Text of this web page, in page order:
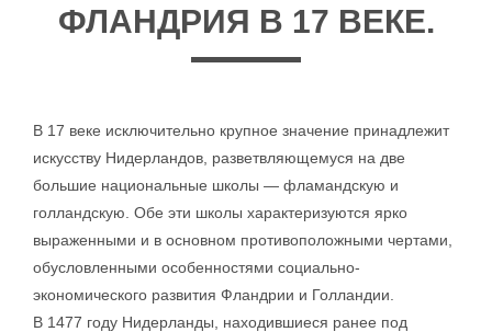
ФЛАНДРИЯ В 17 ВЕКЕ.
В 17 веке исключительно крупное значение принадлежит
искусству Нидерландов, разветвляющемуся на две
большие национальные школы — фламандскую и
голландскую. Обе эти школы характеризуются ярко
выраженными и в основном противоположными чертами,
обусловленными особенностями социально-
экономического развития Фландрии и Голландии.
В 1477 году Нидерланды, находившиеся ранее под